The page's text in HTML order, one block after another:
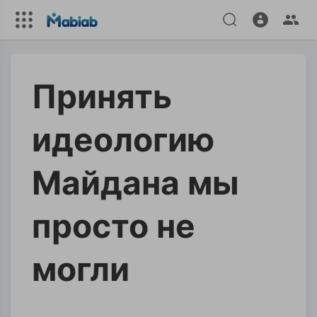
Принять
идеологию
Майдана мы
просто не
могли